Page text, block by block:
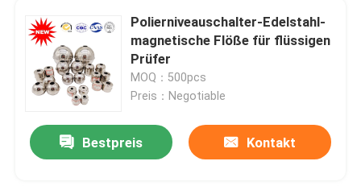
Polierniveauschalter-Edelstahl-
magnetische Flöße für flüssigen
Prüfer
MOQ：500pcs
Preis：Negotiable
Bestpreis Kontakt